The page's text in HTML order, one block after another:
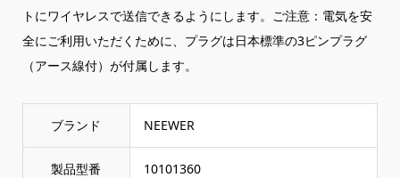
トにワイヤレスで送信できるようにします。ご注意：電気を安
全にご利用いただくために、プラグは日本標準の3ピンプラグ
（アース線付）が付属します。
ブランド ‎NEEWER
製品型番 ‎10101360